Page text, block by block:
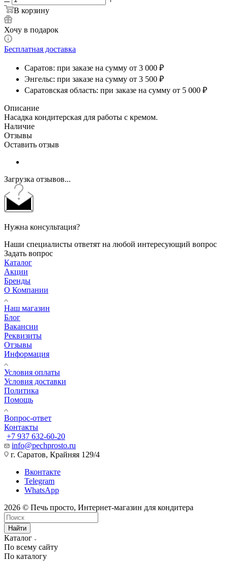
В корзину
Хочу в подарок
Бесплатная доставка
Саратов: при заказе на сумму от 3 000 ₽
Энгельс: при заказе на сумму от 3 500 ₽
Саратовская область: при заказе на сумму от 5 000 ₽
Описание
Насадка кондитерская для работы с кремом.
Наличие
Отзывы
Оставить отзыв
Загрузка отзывов...
Нужна консультация?
Наши специалисты ответят на любой интересующий вопрос
Задать вопрос
Каталог
Акции
Бренды
О Компании
Наш магазин
Блог
Вакансии
Реквизиты
Отзывы
Информация
Условия оплаты
Условия доставки
Политика
Помощь
Вопрос-ответ
Контакты
+7 937 632-60-20
info@pechprosto.ru
г. Саратов, Крайняя 129/4
Вконтакте
Telegram
WhatsApp
2026 © Печь просто, Интернет-магазин для кондитера
Найти
Каталог
По всему сайту
По каталогу